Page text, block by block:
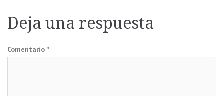
entradas
Deja una respuesta
Comentario *